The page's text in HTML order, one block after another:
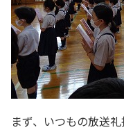
まず、いつもの放送